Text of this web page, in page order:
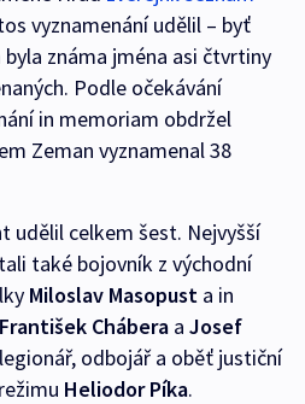
vyznamenání udělil – byť
známa jména asi čtvrtiny
Podle očekávání
in memoriam obdržel
Zeman vyznamenal 38
udělil celkem šest. Nejvyšší
také bojovník z východní
Miloslav Masopust a in
František Chábera a Josef
odbojář a oběť justiční
Heliodor Píka.